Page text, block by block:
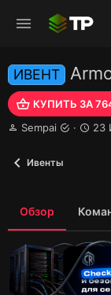
ИВЕНТ
КУПИТЬ ЗА
А
Sempai
Д
з
а
н
и
я
23
Ивенты
Обзор